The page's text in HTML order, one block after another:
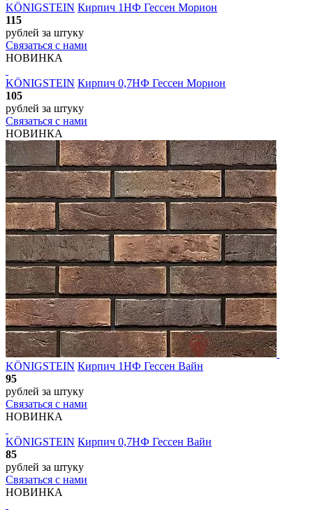
KÖNIGSTEIN Кирпич 1НФ Гессен Морион
115
рублей за штуку
Связаться с нами
НОВИНКА
KÖNIGSTEIN Кирпич 0,7НФ Гессен Морион
105
рублей за штуку
Связаться с нами
НОВИНКА
KÖNIGSTEIN Кирпич 1НФ Гессен Вайн
95
рублей за штуку
Связаться с нами
НОВИНКА
KÖNIGSTEIN Кирпич 0,7НФ Гессен Вайн
85
рублей за штуку
Связаться с нами
НОВИНКА